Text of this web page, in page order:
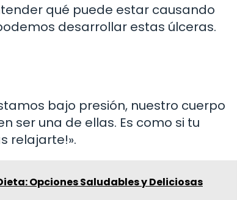
qué puede estar causando
desarrollar estas úlceras.
bajo presión, nuestro cuerpo
ser una de ellas. Es como si tu
relajarte!».
Opciones Saludables y Deliciosas